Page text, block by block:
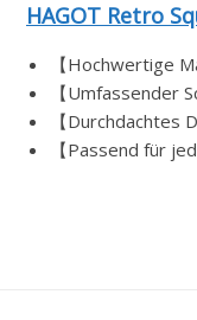
HAGOT Retro
【Hochwertige
【Umfassender
【Durchdachtes
【Passend für